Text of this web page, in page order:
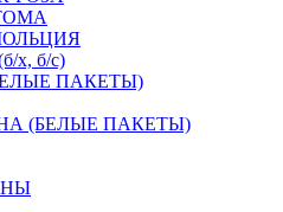
х, б/с)
ПАКЕТЫ)
(БЕЛЫЕ ПАКЕТЫ)